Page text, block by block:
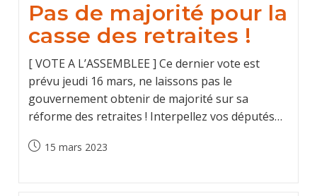
Pas de majorité pour la
casse des retraites !
[ VOTE A L’ASSEMBLEE ] Ce dernier vote est
prévu jeudi 16 mars, ne laissons pas le
gouvernement obtenir de majorité sur sa
réforme des retraites ! Interpellez vos députés…
Post15 mars 2023